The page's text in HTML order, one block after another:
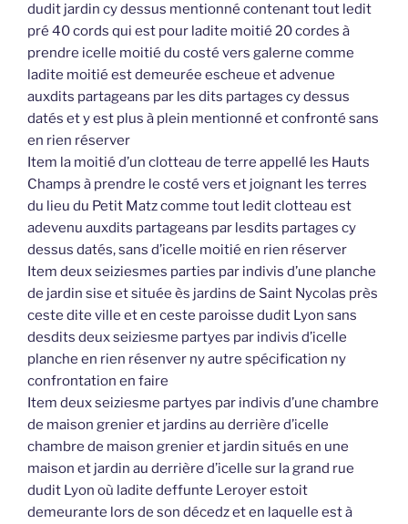
dudit jardin cy dessus mentionné contenant tout ledit
pré 40 cords qui est pour ladite moitié 20 cordes à
prendre icelle moitié du costé vers galerne comme
ladite moitié est demeurée escheue et advenue
auxdits partageans par les dits partages cy dessus
datés et y est plus à plein mentionné et confronté sans
en rien réserver
Item la moitié d’un clotteau de terre appellé les Hauts
Champs à prendre le costé vers et joignant les terres
du lieu du Petit Matz comme tout ledit clotteau est
adevenu auxdits partageans par lesdits partages cy
dessus datés, sans d’icelle moitié en rien réserver
Item deux seiziesmes parties par indivis d’une planche
de jardin sise et située ès jardins de Saint Nycolas près
ceste dite ville et en ceste paroisse dudit Lyon sans
desdits deux seiziesme partyes par indivis d’icelle
planche en rien résenver ny autre spécification ny
confrontation en faire
Item deux seiziesme partyes par indivis d’une chambre
de maison grenier et jardins au derrière d’icelle
chambre de maison grenier et jardin situés en une
maison et jardin au derrière d’icelle sur la grand rue
dudit Lyon où ladite deffunte Leroyer estoit
demeurante lors de son décedz et en laquelle est à